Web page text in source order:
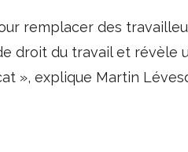
remplacer des
droit du travail et révèle
», explique Martin